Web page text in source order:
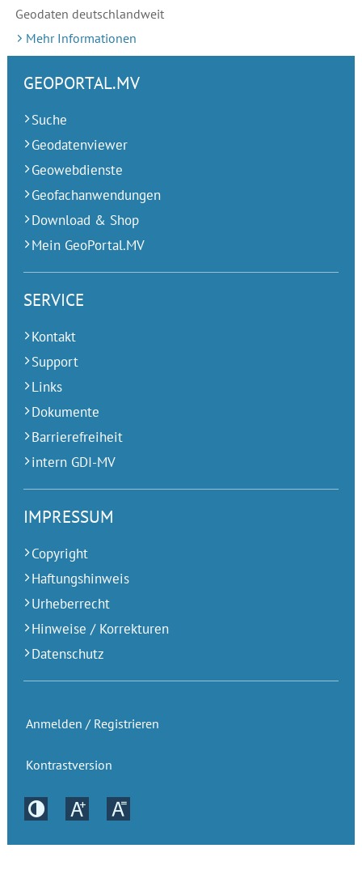
Geodaten deutschlandweit
Mehr Informationen
GEOPORTAL.MV
Suche
Geodatenviewer
Geowebdienste
Geofachanwendungen
Download & Shop
Mein GeoPortal.MV
SERVICE
Kontakt
Support
Links
Dokumente
Barrierefreiheit
intern GDI-MV
IMPRESSUM
Copyright
Haftungshinweis
Urheberrecht
Hinweise / Korrekturen
Datenschutz
Anmelden / Registrieren
Kontrastversion
Kontrastversion